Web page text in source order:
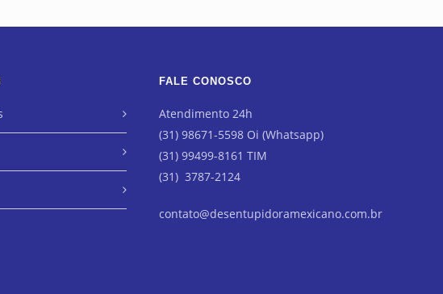
FALE CONOSCO
Atendimento 24h
(31) 98671-5598 Oi (Whatsapp)
(31) 99499-8161 TIM
(31) 3787-2124
contato@desentupidoramexicano.com.br